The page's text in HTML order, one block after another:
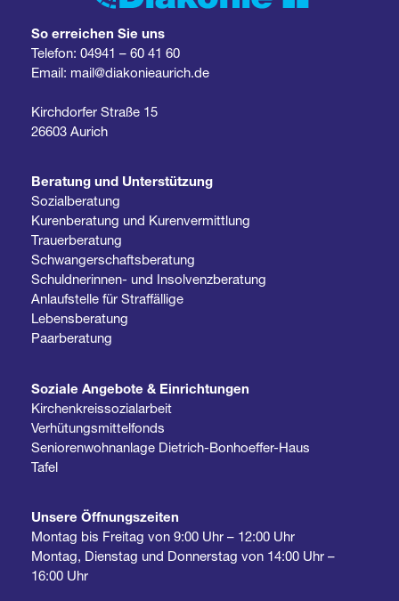
So erreichen Sie uns
Telefon: 04941 – 60 41 60
Email: mail@diakonieaurich.de
Kirchdorfer Straße 15
26603 Aurich
Beratung und Unterstützung
Sozialberatung
Kurenberatung und Kurenvermittlung
Trauerberatung
Schwangerschaftsberatung
Schuldnerinnen- und Insolvenzberatung
Anlaufstelle für Straffällige
Lebensberatung
Paarberatung
Soziale Angebote & Einrichtungen
Kirchenkreissozialarbeit
Verhütungsmittelfonds
Seniorenwohnanlage Dietrich-Bonhoeffer-Haus
Tafel
Unsere Öffnungszeiten
Montag bis Freitag von 9:00 Uhr – 12:00 Uhr
Montag, Dienstag und Donnerstag von 14:00 Uhr –
16:00 Uhr